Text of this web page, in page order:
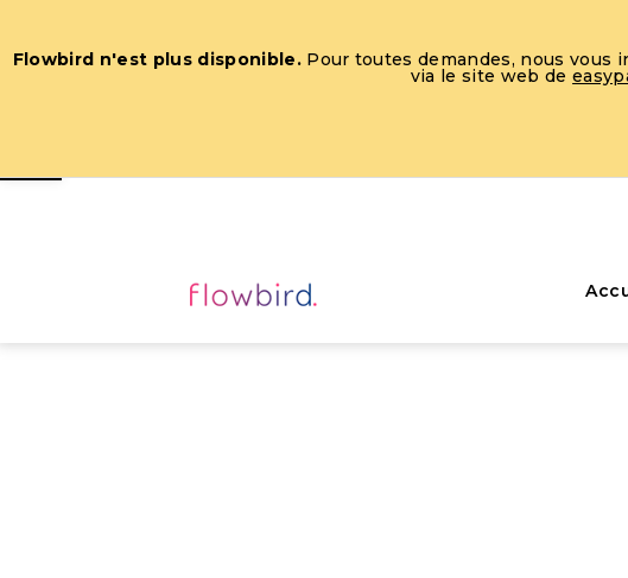
Flowbird n'est plus disponible.Pour toutes demandes, nous vous
via le site web de